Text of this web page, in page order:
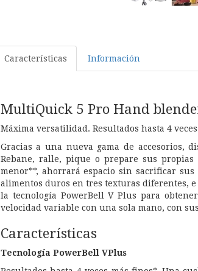
Características Información
MultiQuick 5 Pro Hand
Máxima versatilidad. Resultados hasta 4
Gracias a una nueva gama de accesorios,
Rebane, ralle, pique o prepare sus
menor**, ahorrará espacio sin sacrificar
alimentos duros en tres texturas diferentes,
la tecnología PowerBell V Plus para
velocidad variable con una sola mano, con
Características
Tecnología PowerBell VPlus